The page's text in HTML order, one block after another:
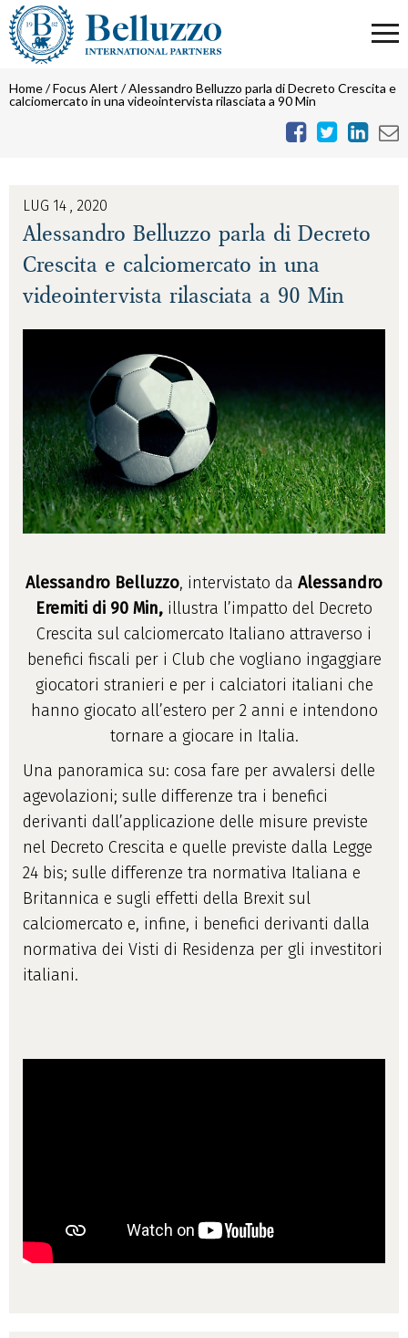
Home/Focus Alert /Alessandro Belluzzo parla di Decreto Crescita e
calciomercato in una videointervista rilasciata a 90 Min
LUG 14 , 2020
Alessandro Belluzzo parla di Decreto
Crescita e calciomercato in una
videointervista rilasciata a 90 Min
Alessandro Belluzzo, intervistato da Alessandro
Eremiti di 90 Min, illustra l’impatto del Decreto
Crescita sul calciomercato Italiano attraverso i
benefici fiscali per i Club che vogliano ingaggiare
giocatori stranieri e per i calciatori italiani che
hanno giocato all’estero per 2 anni e intendono
tornare a giocare in Italia.
Una panoramica su: cosa fare per avvalersi delle
agevolazioni; sulle differenze tra i benefici
derivanti dall’applicazione delle misure previste
nel Decreto Crescita e quelle previste dalla Legge
24 bis; sulle differenze tra normativa Italiana e
Britannica e sugli effetti della Brexit sul
calciomercato e, infine, i benefici derivanti dalla
normativa dei Visti di Residenza per gli investitori
italiani.